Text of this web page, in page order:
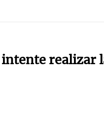
realizar